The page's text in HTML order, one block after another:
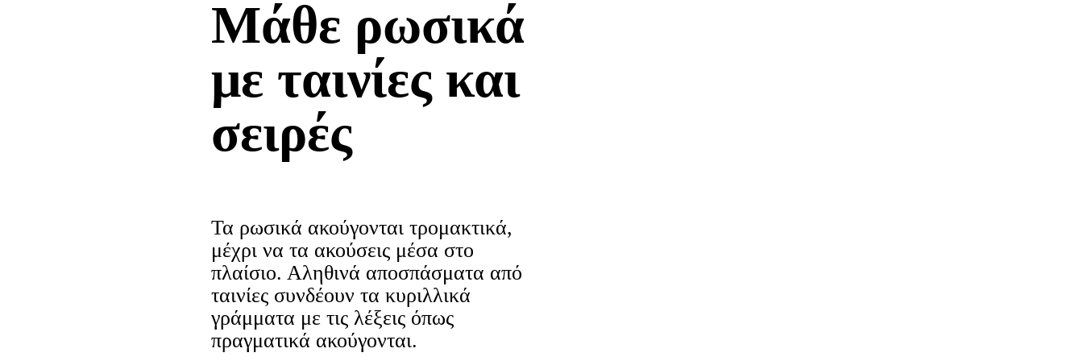
Μάθε ρωσικά
με ταινίες και
σειρές
Τα ρωσικά ακούγονται τρομακτικά,
μέχρι να τα ακούσεις μέσα στο
πλαίσιο. Αληθινά αποσπάσματα από
ταινίες συνδέουν τα κυριλλικά
γράμματα με τις λέξεις όπως
πραγματικά ακούγονται.